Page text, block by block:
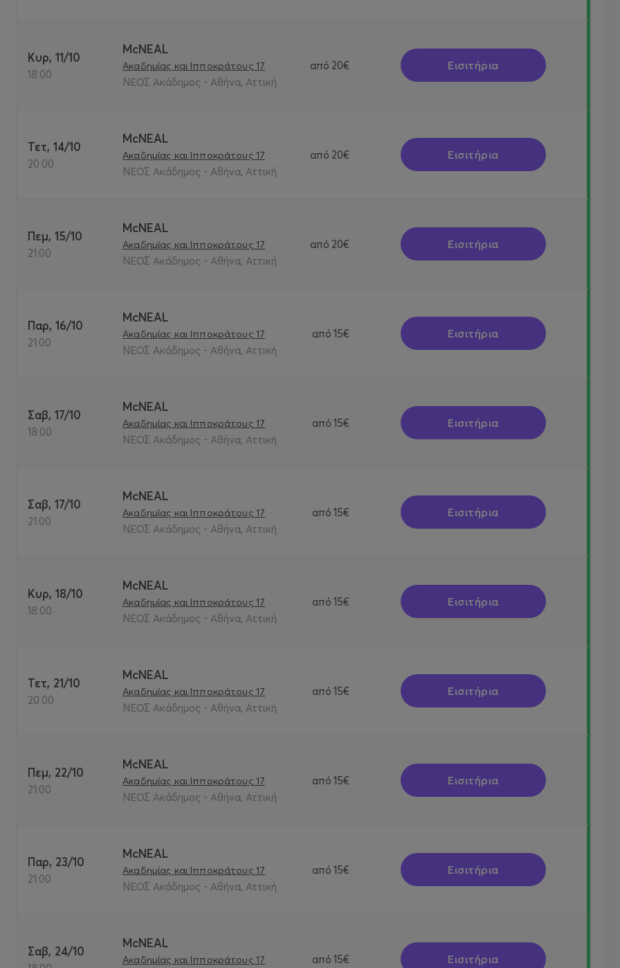
Κυρ, 11/10
18:00
McNEAL
Ακαδημίας και Ιπποκράτους 17
ΝΕΟΣ Ακάδημος - Αθήνα, Αττική
από 20€ Εισιτήρια
Τετ, 14/10
20:00
McNEAL
Ακαδημίας και Ιπποκράτους 17
ΝΕΟΣ Ακάδημος - Αθήνα, Αττική
από 20€ Εισιτήρια
Πεμ, 15/10
21:00
McNEAL
Ακαδημίας και Ιπποκράτους 17
ΝΕΟΣ Ακάδημος - Αθήνα, Αττική
από 20€ Εισιτήρια
Παρ, 16/10
21:00
McNEAL
Ακαδημίας και Ιπποκράτους 17
ΝΕΟΣ Ακάδημος - Αθήνα, Αττική
από 15€ Εισιτήρια
Σαβ, 17/10
18:00
McNEAL
Ακαδημίας και Ιπποκράτους 17
ΝΕΟΣ Ακάδημος - Αθήνα, Αττική
από 15€ Εισιτήρια
Σαβ, 17/10
21:00
McNEAL
Ακαδημίας και Ιπποκράτους 17
ΝΕΟΣ Ακάδημος - Αθήνα, Αττική
από 15€ Εισιτήρια
Κυρ, 18/10
18:00
McNEAL
Ακαδημίας και Ιπποκράτους 17
ΝΕΟΣ Ακάδημος - Αθήνα, Αττική
από 15€ Εισιτήρια
Τετ, 21/10
20:00
McNEAL
Ακαδημίας και Ιπποκράτους 17
ΝΕΟΣ Ακάδημος - Αθήνα, Αττική
από 15€ Εισιτήρια
Πεμ, 22/10
21:00
McNEAL
Ακαδημίας και Ιπποκράτους 17
ΝΕΟΣ Ακάδημος - Αθήνα, Αττική
από 15€ Εισιτήρια
Παρ, 23/10
21:00
McNEAL
Ακαδημίας και Ιπποκράτους 17
ΝΕΟΣ Ακάδημος - Αθήνα, Αττική
από 15€ Εισιτήρια
Σαβ, 24/10
McNEAL
Ακαδημίας και Ιπποκράτους 17 από 15€ Εισιτήρια